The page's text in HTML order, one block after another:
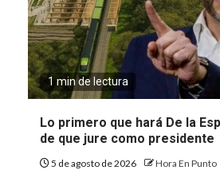
1 min de lectura
Lo primero que hará De la
de que jure como presidente
5 de agosto de 2026 Hora En Punto